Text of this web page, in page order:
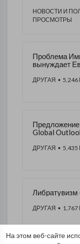
На этом веб-сайте
НОВОСТИ И
ПРОСМОТРЫ
Проблема
вынуждает
границы».
ДРУГАЯ •
Предложение
Global
ДРУГАЯ •
Либратувизм
ДРУГАЯ •